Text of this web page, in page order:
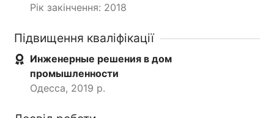
Рік закінчення: 2018
Підвищення кваліфікації
Инженерные решения в дом
промышленности
Одесса, 2019 р.